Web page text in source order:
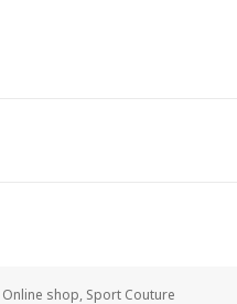
Online shop, Sport Couture